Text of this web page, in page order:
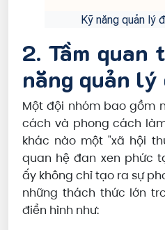
Kỹ năng quản lý
2. Tầm quan
năng quản lý
Một đội nhóm bao gồm
cách và phong cách
khác nào một "xã hội
quan hệ đan xen phức
ấy không chỉ tạo ra sự
những thách thức lớn
điển hình như: